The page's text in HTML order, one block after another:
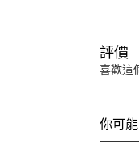
評價
喜歡這
你可